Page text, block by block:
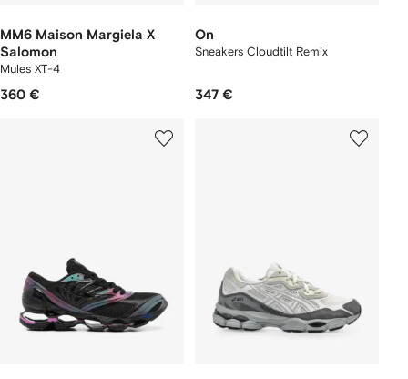
MM6 Maison Margiela X
Salomon
Mules XT-4
360 €
On
Sneakers Cloudtilt Remix
347 €